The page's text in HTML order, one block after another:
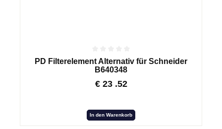
PD Filterelement Alternativ für Schneider
B640348
€ 23 .52
In den Warenkorb